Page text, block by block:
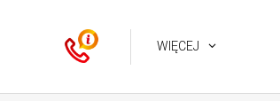
WIĘCEJ